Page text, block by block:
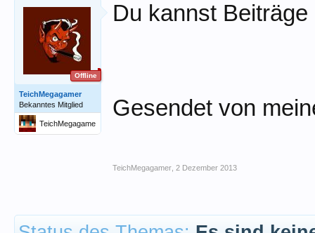
Offline
TeichMegagamer
Bekanntes Mitglied
TeichMegagame
r
Du kannst
Gesendet von
TeichMegagamer 2 Dezember 2013